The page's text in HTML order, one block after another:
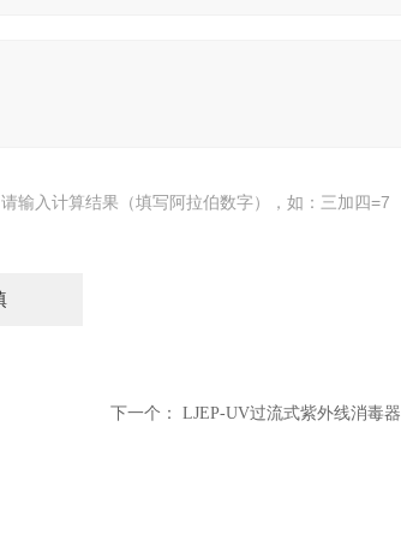
请输入计算结果（填写阿拉伯数字），如：三加四=7
下一个： LJEP-UV过流式紫外线消毒器